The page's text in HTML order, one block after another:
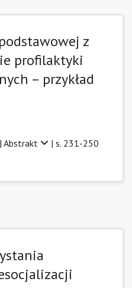
z
profilaktyki
– przykład
Abstrakt | s. 231-250